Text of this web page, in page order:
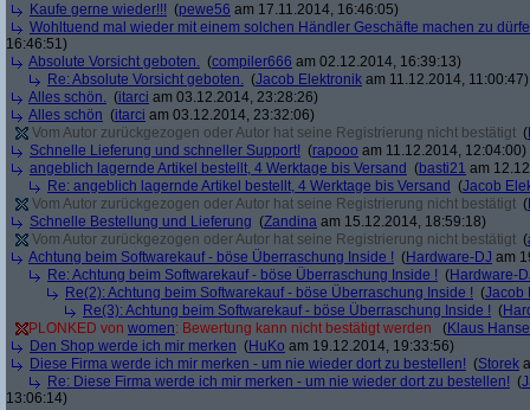
Kaufe gerne wieder!!! (pewe56 am 17.11.2014, 16:46:05)
Wohltuend mal wieder mit einem solchen Händler Geschäfte machen zu
16:46:51)
Absolute Vorsicht geboten. (compiler666 am 02.12.2014, 16:39:13)
Re: Absolute Vorsicht geboten. (Jacob Elektronik am 11.12.2014, 11:00:47)
Alles schön. (itarci am 03.12.2014, 23:28:26)
Alles schön (itarci am 03.12.2014, 23:32:06)
Vom Autor zurückgezogen oder Autor hat seine Registrierung nicht bestätigt (
Schnelle Lieferung und schneller Support! (rapooo am 11.12.2014, 12:04:00)
angeblich lagernde Artikel bestellt, 4 Werktage bis Versand (basti21 am
Re: angeblich lagernde Artikel bestellt, 4 Werktage bis Versand (Jacob
Vom Autor zurückgezogen oder Autor hat seine Registrierung nicht bestätigt (
Schnelle Bestellung und Lieferung (Zandina am 15.12.2014, 18:59:18)
Vom Autor zurückgezogen oder Autor hat seine Registrierung nicht bestätigt (
Achtung beim Softwarekauf - böse Überraschung Inside ! (Hardware-DJ am
Re: Achtung beim Softwarekauf - böse Überraschung Inside ! (Hardware-
Re(2): Achtung beim Softwarekauf - böse Überraschung Inside ! (Jacob
Re(3): Achtung beim Softwarekauf - böse Überraschung Inside ! (
PLONKED von women: Bewertung kann nicht bestätigt werden (Klaus
Den Shop werde ich mir merken (HuKo am 19.12.2014, 19:33:56)
Diese Firma werde ich mir merken - um nie wieder dort zu bestellen! (Storek
Re: Diese Firma werde ich mir merken - um nie wieder dort zu bestellen! (
13:06:14)